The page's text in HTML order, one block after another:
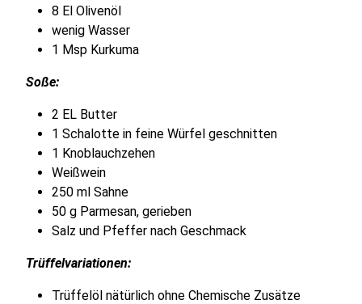
8 El Olivenöl
wenig Wasser
1 Msp Kurkuma
Soße:
2 EL Butter
1 Schalotte in feine Würfel geschnitten
1 Knoblauchzehen
Weißwein
250 ml Sahne
50 g Parmesan, gerieben
Salz und Pfeffer nach Geschmack
Trüffelvariationen:
Trüffelöl nätürlich ohne Chemische Zusätze